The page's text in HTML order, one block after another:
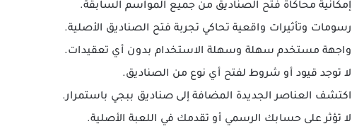
إمكانية محاكاة فتح الصناديق من جميع المواسم السابقة.
رسومات وتأثيرات واقعية تحاكي تجربة فتح الصناديق الأصلية.
واجهة مستخدم سهلة وسهلة الاستخدام بدون أي تعقيدات.
لا توجد قيود أو شروط لفتح أي نوع من الصناديق.
اكتشف العناصر الجديدة المضافة إلى صناديق ببجي باستمرار.
لا تؤثر على حسابك الرسمي أو تقدمك في اللعبة الأصلية.